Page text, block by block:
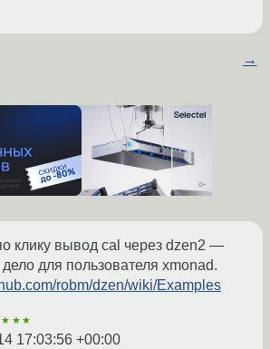
→
клику вывод cal через dzen2 —
для пользователя xmonad.
robm/dzen/wiki/Examples
★★★
17:03:56 +00:00